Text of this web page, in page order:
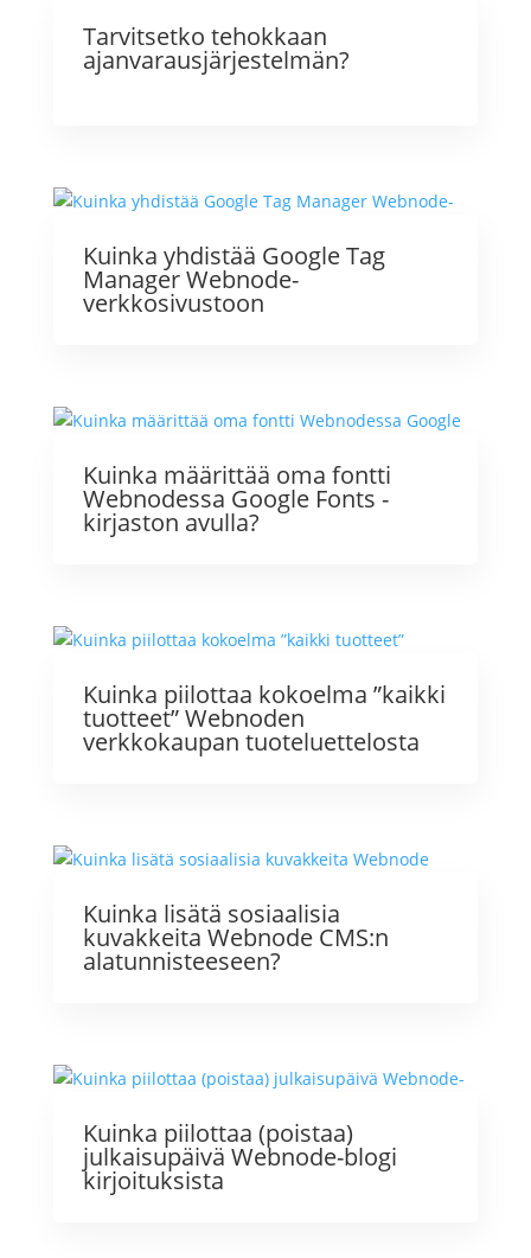
Tarvitsetko tehokkaan
ajanvarausjärjestelmän?
Kuinka yhdistää Google Tag
Manager Webnode-
verkkosivustoon
Kuinka määrittää oma fontti
Webnodessa Google Fonts -
kirjaston avulla?
Kuinka piilottaa kokoelma ”kaikki
tuotteet” Webnoden
verkkokaupan tuoteluettelosta
Kuinka lisätä sosiaalisia
kuvakkeita Webnode CMS:n
alatunnisteeseen?
Kuinka piilottaa (poistaa)
julkaisupäivä Webnode-blogi
kirjoituksista